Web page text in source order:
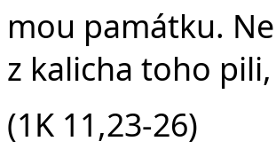
mou památku.
z kalicha toho
(1K 11,23-26)